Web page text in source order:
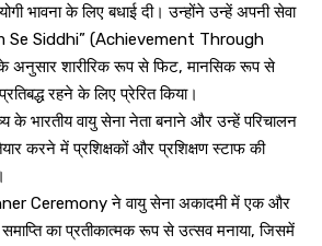
भावना के लिए बधाई दी। उन्होंने उन्हें अपनी सेवा
Se Siddhi” (Achievement Through
अनुसार शारीरिक रूप से फिट, मानसिक रूप से
रहने के लिए प्रेरित किया।
भारतीय वायु सेना नेता बनाने और उन्हें परिचालन
करने में प्रशिक्षकों और प्रशिक्षण स्टाफ की
Ceremony ने वायु सेना अकादमी में एक और
का प्रतीकात्मक रूप से उत्सव मनाया, जिसमें